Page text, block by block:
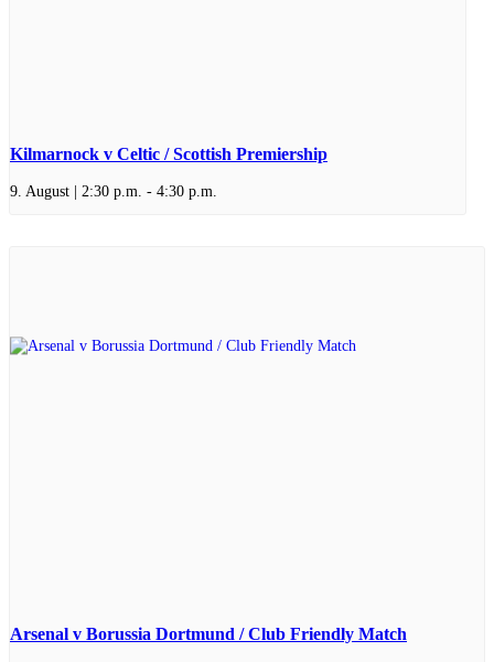
Kilmarnock v Celtic / Scottish Premiership
9. August | 2:30 p.m. - 4:30 p.m.
Arsenal v Borussia Dortmund / Club Friendly Match